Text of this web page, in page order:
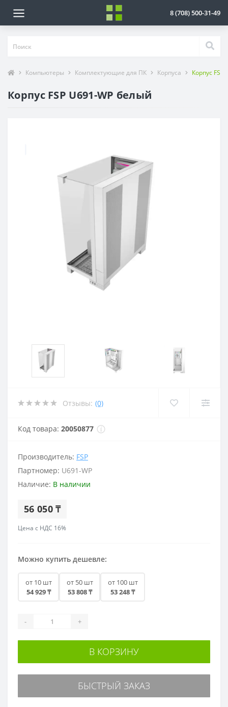
8 (708) 500-31-49
Компьютеры Комплектующие для ПК Корпуса Корпус
Корпус FSP U691-WP белый
Отзывы: (0)
Код товара: 20050877
Производитель: FSP
Партномер: U691-WP
Наличие: В наличии
56 050 ₸
Цена с НДС 16%
Можно купить дешевле:
от 10 шт
54 929 ₸
от 50 шт
53 808 ₸
от 100 шт
53 248 ₸
- +
В КОРЗИНУ
БЫСТРЫЙ ЗАКАЗ